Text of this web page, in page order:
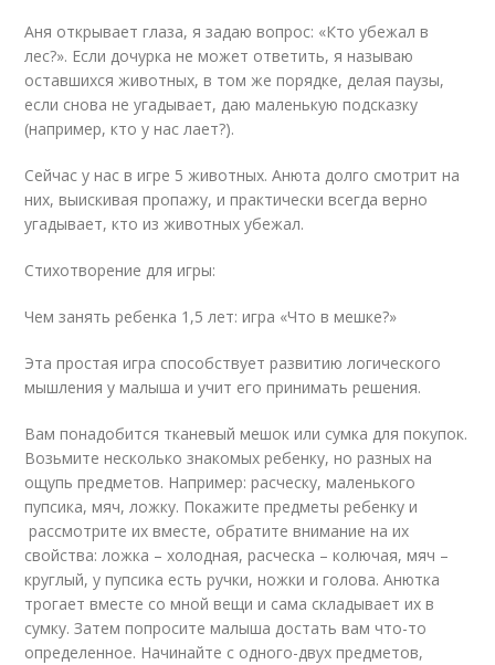
Аня открывает глаза, я задаю вопрос: «Кто убежал в
лес?». Если дочурка не может ответить, я называю
оставшихся животных, в том же порядке, делая паузы,
если снова не угадывает, даю маленькую подсказку
(например, кто у нас лает?).
Сейчас у нас в игре 5 животных. Анюта долго смотрит на
них, выискивая пропажу, и практически всегда верно
угадывает, кто из животных убежал.
Стихотворение для игры:
Чем занять ребенка 1,5 лет: игра «Что в мешке?»
Эта простая игра способствует развитию логического
мышления у малыша и учит его принимать решения.
Вам понадобится тканевый мешок или сумка для покупок.
Возьмите несколько знакомых ребенку, но разных на
ощупь предметов. Например: расческу, маленького
пупсика, мяч, ложку. Покажите предметы ребенку и
рассмотрите их вместе, обратите внимание на их
свойства: ложка – холодная, расческа – колючая, мяч –
круглый, у пупсика есть ручки, ножки и голова. Анютка
трогает вместе со мной вещи и сама складывает их в
сумку. Затем попросите малыша достать вам что-то
определенное. Начинайте с одного-двух предметов,